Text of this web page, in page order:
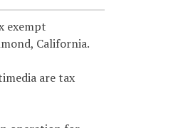
exempt
California.
are tax